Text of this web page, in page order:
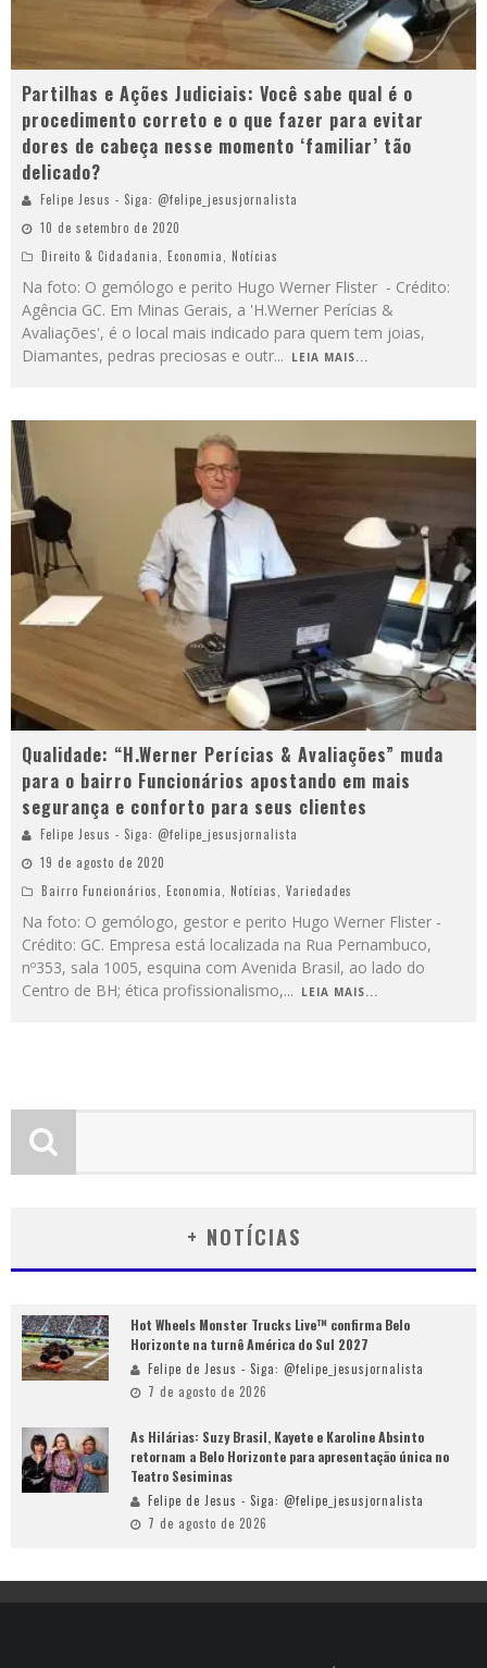
Partilhas e Ações Judiciais: Você sabe qual é o
procedimento correto e o que fazer para evitar
dores de cabeça nesse momento ‘familiar’ tão
delicado?
Felipe Jesus - Siga: @felipe_jesusjornalista
10 de setembro de 2020
Direito & Cidadania
Economia Notícias
Na foto: O gemólogo e perito Hugo Werner Flister - Crédito:
Agência GC. Em Minas Gerais, a 'H.Werner Perícias &
Avaliações', é o local mais indicado para quem tem joias,
Diamantes, pedras preciosas e outr... LEIA MAIS...
Qualidade: “H.Werner Perícias & Avaliações” muda
para o bairro Funcionários apostando em mais
segurança e conforto para seus clientes
Felipe Jesus - Siga: @felipe_jesusjornalista
19 de agosto de 2020
Bairro Funcionários, Economia, Notícias, Variedades
Na foto: O gemólogo, gestor e perito Hugo Werner Flister -
Crédito: GC. Empresa está localizada na Rua Pernambuco,
nº353, sala 1005, esquina com Avenida Brasil, ao lado do
Centro de BH; ética profissionalismo,... LEIA MAIS...
+ NOTÍCIAS
Hot Wheels Monster Trucks Live™ confirma Belo
Horizonte na turnê América do Sul 2027
Felipe de Jesus - Siga: @felipe_jesusjornalista
7 de agosto de 2026
As Hilárias: Suzy Brasil, Kayete e Karoline Absinto
retornam a Belo Horizonte para apresentação única no
Teatro Sesiminas
Felipe de Jesus - Siga: @felipe_jesusjornalista
7 de agosto de 2026